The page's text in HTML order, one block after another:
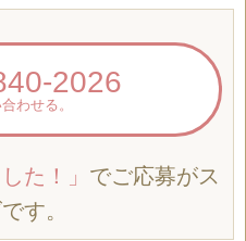
2026
わせる。
た！」 でご応募がス
す。